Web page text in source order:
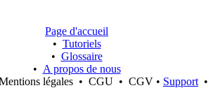
Page d'accueil
• Tutoriels
• Glossaire
• A propos de nous
légales • CGU • CGV • Support•